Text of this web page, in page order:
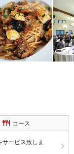
コース
ービス致しま